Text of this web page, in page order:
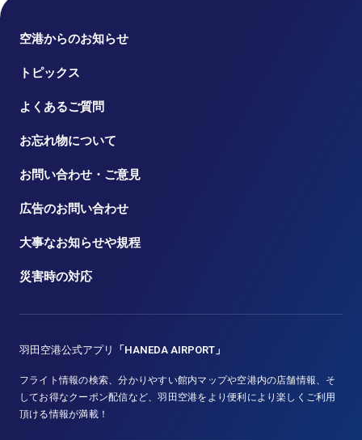
空港からのお知らせ
トピックス
よくあるご質問
お忘れ物について
お問い合わせ・ご意見
広告のお問い合わせ
大事なお知らせや規程
災害時の対応
羽田空港公式アプリ 「HANEDA AIRPORT」
フライト情報の検索、分かりやすい館内マップや空港内の店舗情報、そ
してお得なクーポン配信など、羽田空港をより便利により楽しくご利用
頂ける情報が満載！